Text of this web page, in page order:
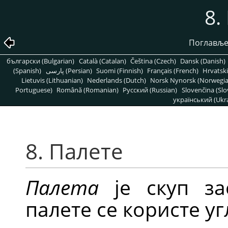
8.
български (Bulgarian) Català (Catalan) Čeština (Czech) Dansk (Danish)
(Spanish)
پارسی (Persian) Suomi (Finnish) Français (French)
Lietuvis (Lithuanian) Nederlands (Dutch) Norsk Nynorsk
Portuguese) Română (Romanian) Pусский (Russian) Slovenčina
український
8. Палете
Палета је скуп
палете се користе